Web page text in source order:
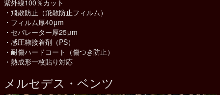
紫外線100％カット
・飛散防止（飛散防止フィルム）
・フィルム厚40μm
・セパレーター厚25μm
・感圧糊接着剤（PS）
・耐傷ハードコート（傷つき防止）
・熱成形一枚貼り対応
メルセデス・ベンツ